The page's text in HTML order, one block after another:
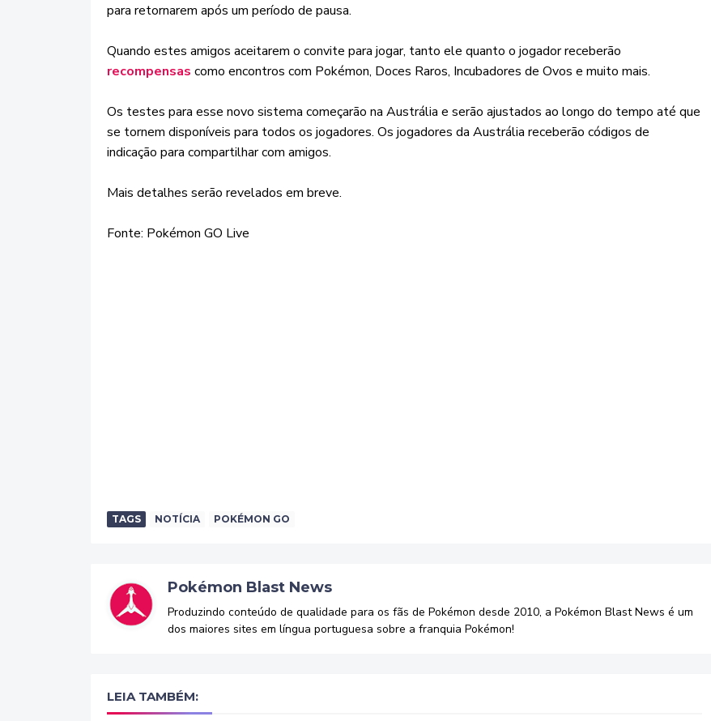
para retornarem após um período de pausa.
Quando estes amigos aceitarem o convite para jogar, tanto ele quanto o jogador receberão
recompensas como encontros com Pokémon, Doces Raros, Incubadores de Ovos e muito mais.
Os testes para esse novo sistema começarão na Austrália e serão ajustados ao longo do tempo até que
se tornem disponíveis para todos os jogadores. Os jogadores da Austrália receberão códigos de
indicação para compartilhar com amigos.
Mais detalhes serão revelados em breve.
Fonte: Pokémon GO Live
TAGS NOTÍCIA POKÉMON GO
Pokémon Blast News
Produzindo conteúdo de qualidade para os fãs de Pokémon desde 2010, a Pokémon Blast News é um
dos maiores sites em língua portuguesa sobre a franquia Pokémon!
LEIA TAMBÉM: